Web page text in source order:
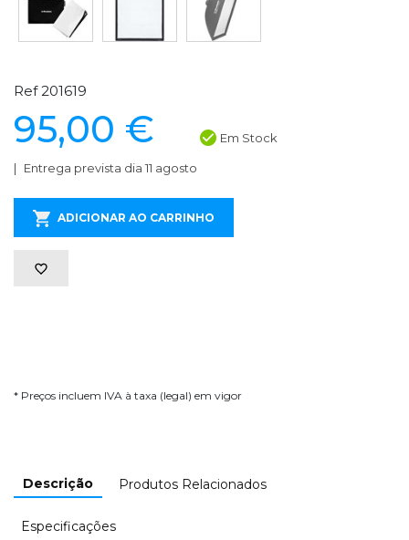
Ref 201619
95,00 € Em Stock
Entrega prevista dia 11 agosto
ADICIONAR AO CARRINHO
* Preços incluem IVA à taxa (legal) em vigor
Descrição Produtos Relacionados
Especificações